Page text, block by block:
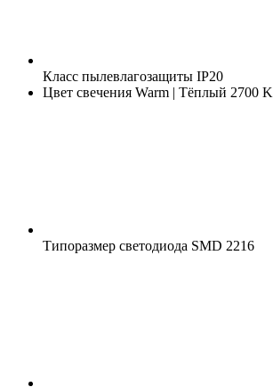
Класс пылевлагозащиты IP20
Цвет свечения Warm | Тёплый 2700 K
Типоразмер светодиода SMD 2216